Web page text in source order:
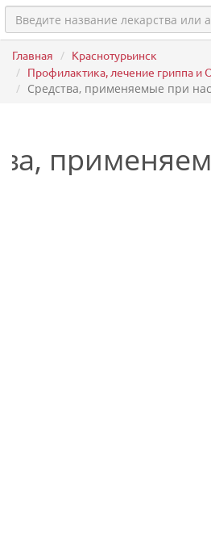
Главная
Краснотурьинск
Профилактика, лечение гриппа и
Средства, применяемые при